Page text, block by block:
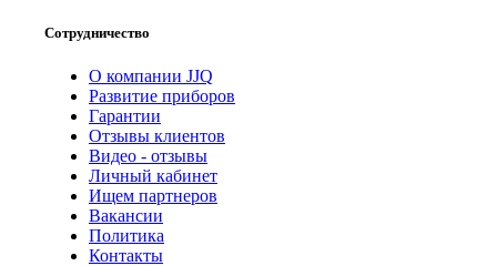
Сотрудничество
О компании JJQ
Развитие приборов
Гарантии
Отзывы клиентов
Видео - отзывы
Личный кабинет
Ищем партнеров
Вакансии
Политика
Контакты